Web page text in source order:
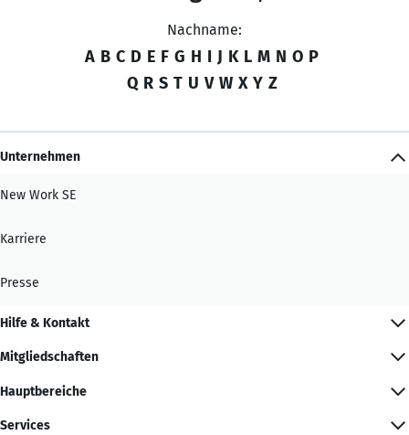
Nachname:
A B C D E F G H I J K L M N O P
Q R S T U V W X Y Z
Unternehmen
New Work SE
Karriere
Presse
Hilfe & Kontakt
Mitgliedschaften
Hauptbereiche
Services